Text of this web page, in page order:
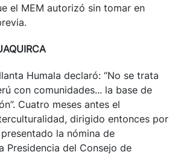
el MEM autorizó sin tomar en
Humala declaró: “No se trata
con comunidades... la base de
Cuatro meses antes el
dirigido entonces por
la nómina de
Presidencia del Consejo de